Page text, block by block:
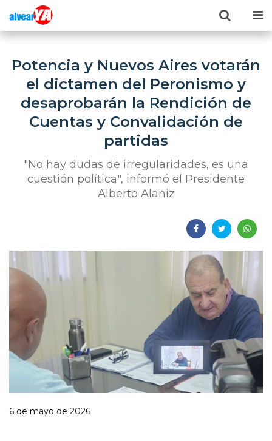
Potencia y Nuevos Aires votarán
el dictamen del Peronismo y
desaprobarán la Rendición de
Cuentas y Convalidación de
partidas
"No hay dudas de irregularidades, es una
cuestión política", informó el Presidente
Alberto Alaniz
6 de mayo de 2026